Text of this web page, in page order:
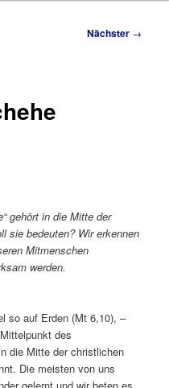
Nächster →
gehört in die Mitte der
sie bedeuten? Wir erkennen
Mitmenschen
werden.
so auf Erden (Mt 6,10), –
des
die Mitte der christlichen
Die meisten von uns
gelernt und wir beten es